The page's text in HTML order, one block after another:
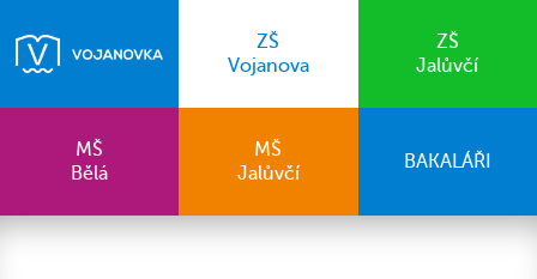
ZŠ
Vojanova
ZŠ
Jalůvčí
MŠ
Bělá
MŠ
Jalůvčí
BAKALÁŘI